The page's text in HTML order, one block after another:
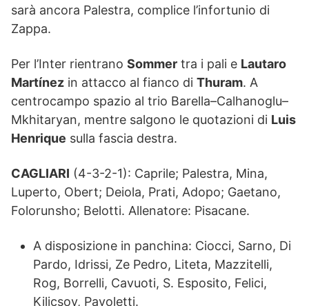
sarà ancora Palestra, complice l’infortunio di
Zappa.
Per l’Inter rientrano Sommer tra i pali e Lautaro
Martínez in attacco al fianco di Thuram. A
centrocampo spazio al trio Barella–Calhanoglu–
Mkhitaryan, mentre salgono le quotazioni di Luis
Henrique sulla fascia destra.
CAGLIARI (4-3-2-1): Caprile; Palestra, Mina,
Luperto, Obert; Deiola, Prati, Adopo; Gaetano,
Folorunsho; Belotti. Allenatore: Pisacane.
A disposizione in panchina: Ciocci, Sarno, Di
Pardo, Idrissi, Ze Pedro, Liteta, Mazzitelli,
Rog, Borrelli, Cavuoti, S. Esposito, Felici,
Kilicsoy, Pavoletti.